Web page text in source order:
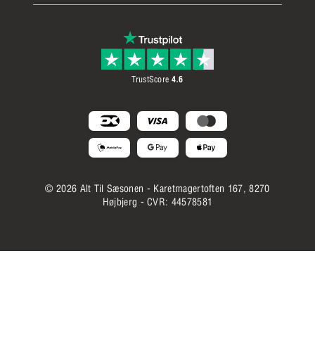
Opdater cookie samtykke
© 2026 Alt Til Sæsonen - Karetmagertoften 167, 8270
Højbjerg - CVR: 44578581
TrustScore 4.6